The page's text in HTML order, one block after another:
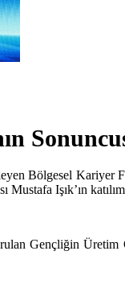
Bölgesel Kariyer
Işık’ın
Gençliğin